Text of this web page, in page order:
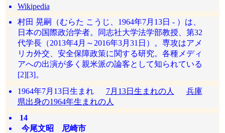
Wikipedia
村田 晃嗣（むらた こうじ、1964年7月13日 - ）は、
日本の国際政治学者。同志社大学法学部教授、第32
代学長（2013年4月～2016年3月31日）。専攻はアメ
リカ外交、安全保障政策に関する研究。各種メディ
アへの出演が多く親米派の論客として知られている
[2][3]。
1964年7月13日生まれ 7月13日生まれの人
兵庫
県出身の1964年生まれの人
14
今尾文昭 尼崎市